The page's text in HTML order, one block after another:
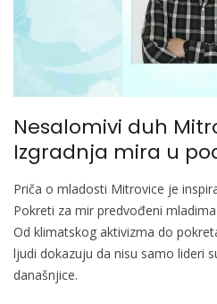
Nesalomivi duh
Izgradnja mira u
Priča o mladosti Mitrovice je
Pokreti za mir predvođeni
Od klimatskog aktivizma do
ljudi dokazuju da nisu samo lideri
današnjice.